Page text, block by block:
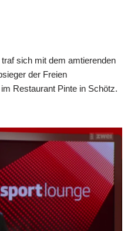
traf sich mit dem amtierenden
der Freien
Restaurant Pinte in Schötz.